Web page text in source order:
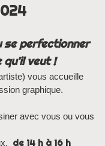
se perfectionner
qu'il veut !
vous accueille
graphique.
avec vous ou vous
de 14 h à 16 h